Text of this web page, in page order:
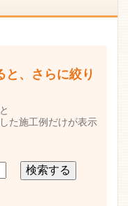
と、さらに絞り
た施工例だけが表示